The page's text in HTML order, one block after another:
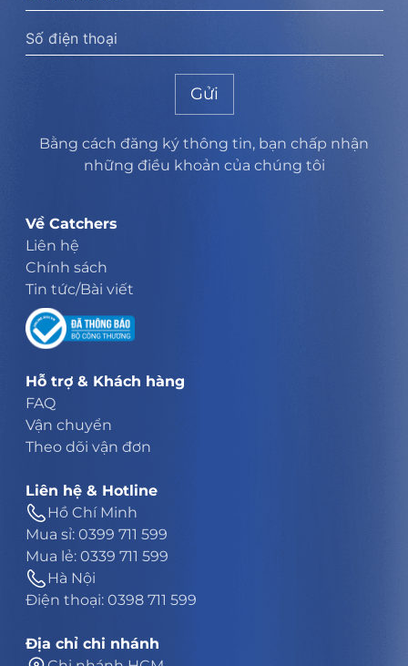
Gửi
Bằng cách đăng ký thông tin, bạn chấp nhận
những điều khoản của chúng tôi
Về Catchers
Liên hệ
Chính sách
Tin tức/Bài viết
Hỗ trợ & Khách hàng
FAQ
Vận chuyển
Theo dõi vận đơn
Liên hệ & Hotline
Hồ Chí Minh
Mua sỉ: 0399 711 599
Mua lẻ: 0339 711 599
Hà Nội
Điện thoại: 0398 711 599
Địa chỉ chi nhánh